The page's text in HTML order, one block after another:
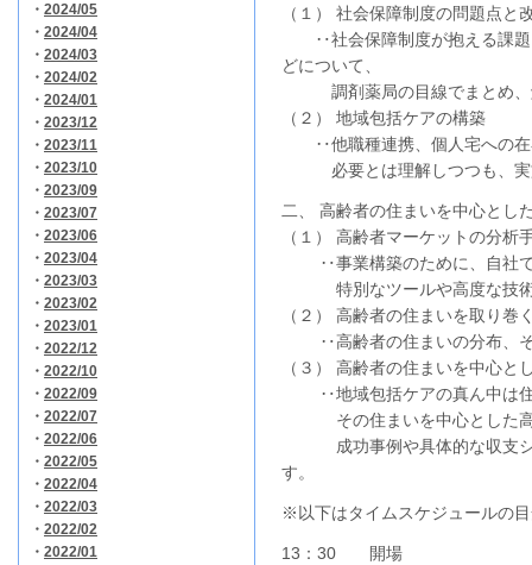
・ 2024/05
・ 2024/04
・ 2024/03
・ 2024/02
・ 2024/01
・ 2023/12
・ 2023/11
・ 2023/10
・ 2023/09
・ 2023/07
・ 2023/06
・ 2023/04
・ 2023/03
・ 2023/02
・ 2023/01
・ 2022/12
・ 2022/10
・ 2022/09
・ 2022/07
・ 2022/06
・ 2022/05
・ 2022/04
・ 2022/03
・ 2022/02
・ 2022/01
（１） 社会保障制度の問題点と
‥社会保障制度が抱える課題
どについて、
調剤薬局の目線でまとめ、
（２） 地域包括ケアの構築
‥他職種連携、個人宅への在
必要とは理解しつつも、実
二、 高齢者の住まいを中心とし
（１） 高齢者マーケットの分析
‥事業構築のために、自社で
特別なツールや高度な技術
（２） 高齢者の住まいを取り巻
‥高齢者の住まいの分布、そ
（３） 高齢者の住まいを中心と
‥地域包括ケアの真ん中は
その住まいを中心とした高
成功事例や具体的な収支シ
す。
※以下はタイムスケジュールの
13：30 開場